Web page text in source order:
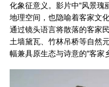
化象征意义。影片中“风景瑰
地理空间，也隐喻着客家文
通过镜头语言将散落的客家
土墙黛瓦、竹林吊桥等自然
幅兼具原生态与诗意的“客家